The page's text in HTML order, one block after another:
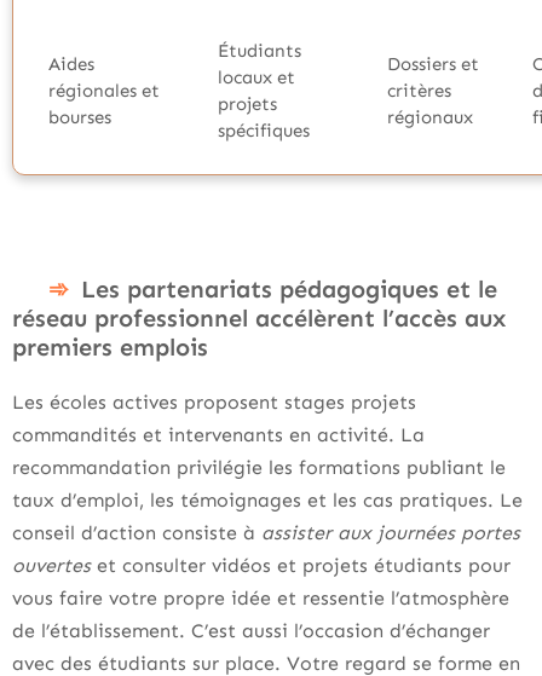
Aides
régionales et
bourses
Étudiants
locaux et
projets
spécifiques
Dossiers et
critères
régionaux
Les partenariats pédagogiques et le
réseau professionnel accélèrent l’accès aux
premiers emplois
Les écoles actives proposent stages projets
commandités et intervenants en activité. La
recommandation privilégie les formations publiant le
taux d’emploi, les témoignages et les cas pratiques. Le
conseil d’action consiste à assister aux journées portes
ouverteset consulter vidéos et projets étudiants pour
vous faire votre propre idée et ressentie l’atmosphère
de l’établissement. C’est aussi l’occasion d’échanger
avec des étudiants sur place. Votre regard se forme en